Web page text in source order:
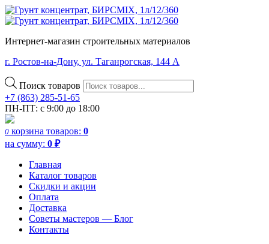
Интернет-магазин строительных материалов
г. Ростов-на-Дону, ул. Таганрогская, 144 А
Поиск товаров
+7 (863) 285-51-65
ПН-ПТ: с 9:00 до 18:00
0 корзина товаров: 0
на сумму: 0 ₽
Главная
Каталог товаров
Скидки и акции
Оплата
Доставка
Советы мастеров — Блог
Контакты